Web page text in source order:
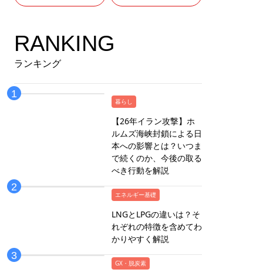
RANKING
ランキング
暮らし
【26年イラン攻撃】ホ
ルムズ海峡封鎖による日
本への影響とは？いつま
で続くのか、今後の取る
べき行動を解説
エネルギー基礎
LNGとLPGの違いは？そ
れぞれの特徴を含めてわ
かりやすく解説
GX・脱炭素